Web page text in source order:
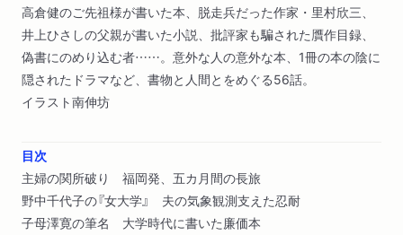
高倉健のご先祖様が書いた本、脱走兵だった作家・里村欣三、
井上ひさしの父親が書いた小説、批評家も騙された贋作目録、
偽書にのめり込む者……。意外な人の意外な本、1冊の本の陰に
隠されたドラマなど、書物と人間とをめぐる56話。
イラスト南伸坊
目次
主婦の関所破り 福岡発、五カ月間の長旅
野中千代子の『女大学』 夫の気象観測支えた忍耐
子母澤寛の筆名 大学時代に書いた廉価本